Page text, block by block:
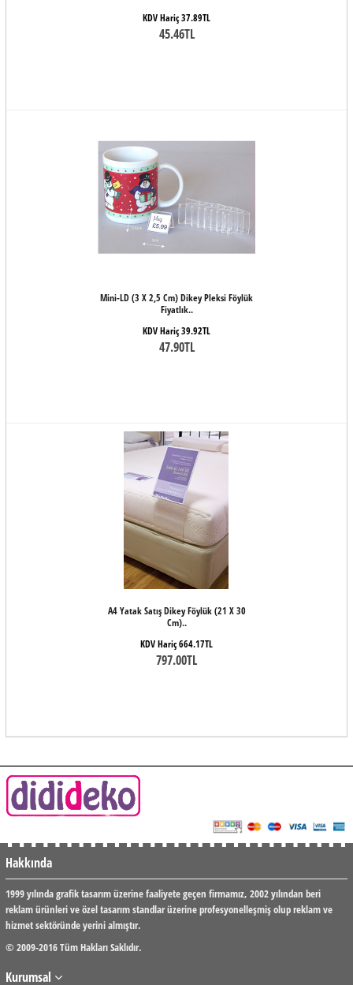
KDV Hariç 37.89TL
45.46TL
Mini-LD (3 X 2,5 Cm) Dikey Pleksi Föylük
Fiyatlık..
KDV Hariç 39.92TL
47.90TL
A4 Yatak Satış Dikey Föylük (21 X 30
Cm)..
KDV Hariç 664.17TL
797.00TL
Hakkında
1999 yılında grafik tasarım üzerine faaliyete geçen firmamız, 2002 yılından beri
reklam ürünleri ve özel tasarım standlar üzerine profesyonelleşmiş olup reklam ve
hizmet sektöründe yerini almıştır.
© 2009-2016 Tüm Hakları Saklıdır.
Kurumsal